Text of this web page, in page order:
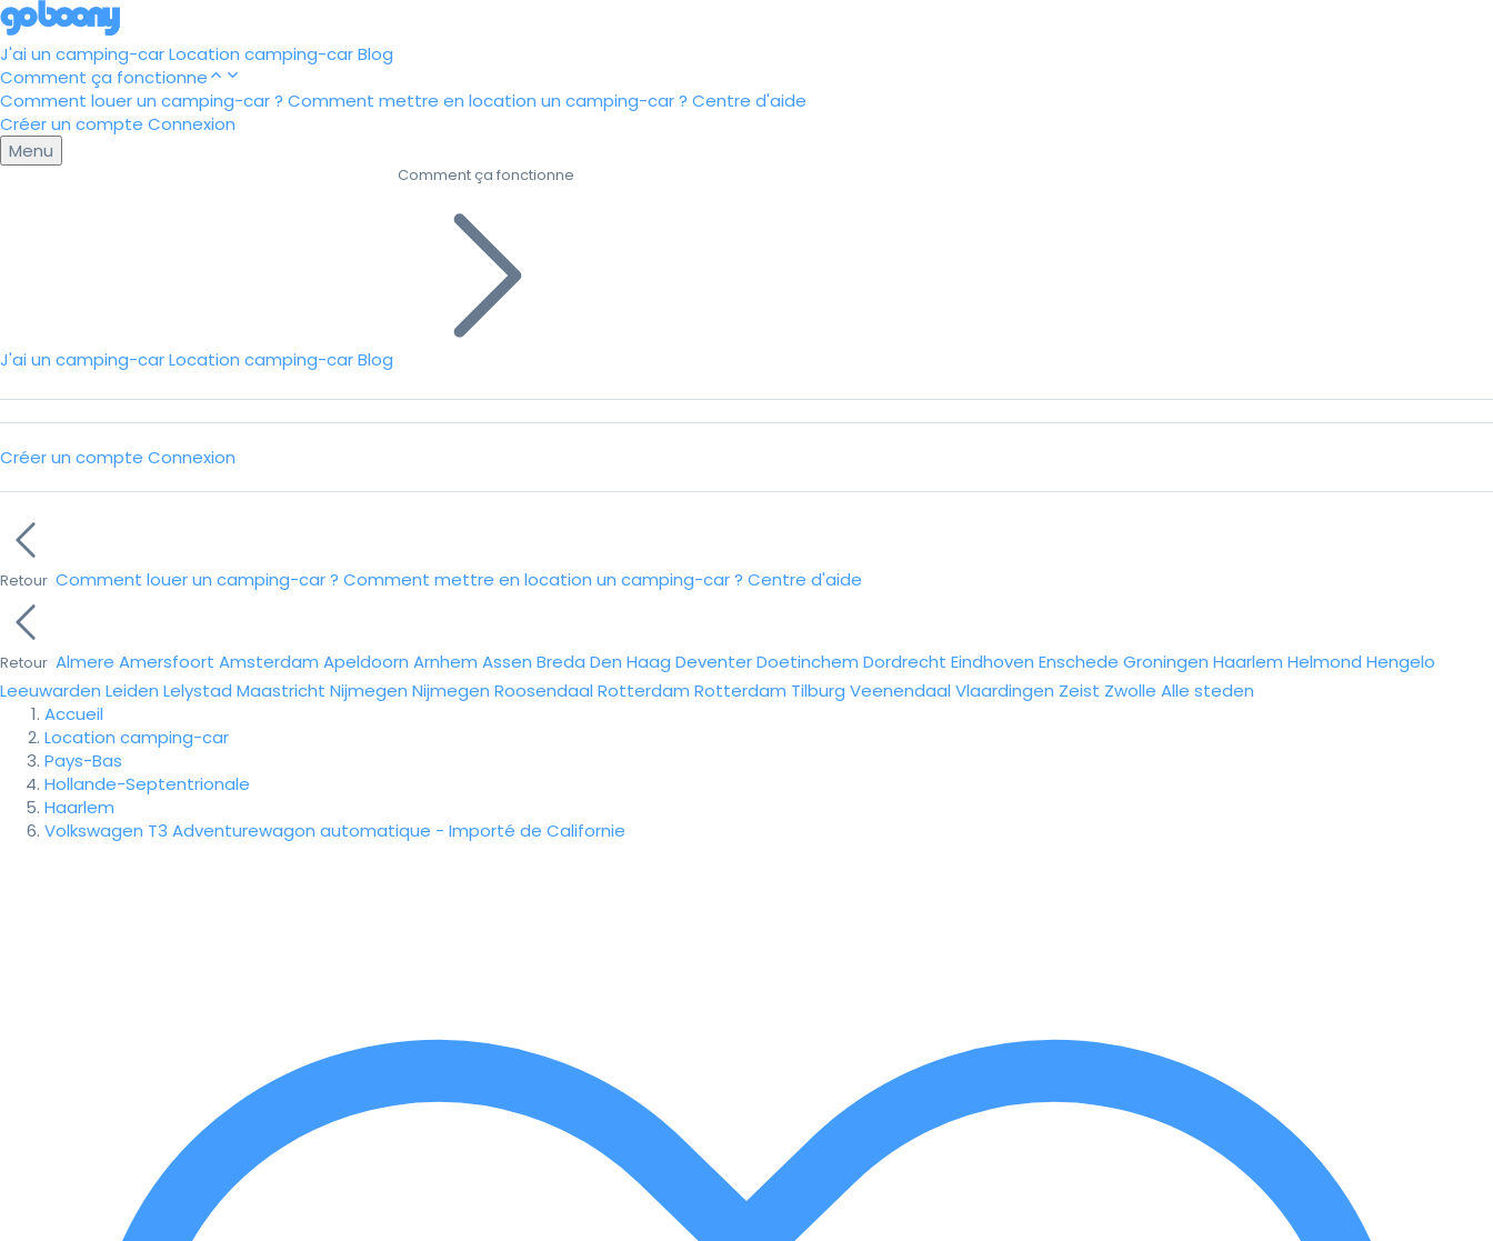
J'ai un camping-carLocation camping-carBlog
Comment ça fonctionne
Comment louer un camping-car ? Comment mettre en location un camping-car ? Centre d'aide
Créer un compte Connexion
Menu
J'ai un camping-carLocation camping-carBlog
Comment ça fonctionne
Créer un compte Connexion
Retour Comment louer un camping-car ? Comment mettre en location un camping-car ? Centre d'aide
Retour Almere Amersfoort Amsterdam Apeldoorn Arnhem Assen Breda Den Haag DeventerDoetinchem Dordrecht Eindhoven Enschede Groningen Haarlem Helmond Hengelo
Leeuwarden Leiden Lelystad Maastricht Nijmegen Nijmegen Roosendaal Rotterdam Rotterdam Tilburg Veenendaal Vlaardingen Zeist Zwolle Alle steden
Accueil
Location camping-car
Pays-Bas
Hollande-Septentrionale
Haarlem
Volkswagen T3 Adventurewagon automatique - Importé de Californie